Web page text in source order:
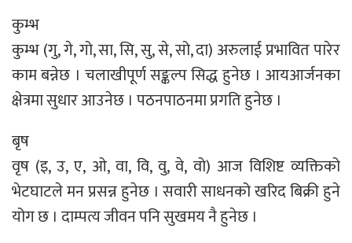
कुम्भ
कुम्भ (गु, गे, गो, सा, सि, सु, से, सो, दा) अरुलाई प्रभावित पारेर
काम बन्नेछ । चलाखीपूर्ण सङ्कल्प सिद्ध हुनेछ । आयआर्जनका
क्षेत्रमा सुधार आउनेछ । पठनपाठनमा प्रगति हुनेछ ।
बृष
वृष (इ, उ, ए, ओ, वा, वि, वु, वे, वो) आज विशिष्ट व्यक्तिको
भेटघाटले मन प्रसन्न हुनेछ । सवारी साधनको खरिद बिक्री हुने
योग छ । दाम्पत्य जीवन पनि सुखमय नै हुनेछ ।